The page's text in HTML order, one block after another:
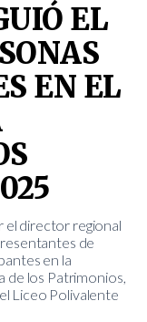
EL
EN EL
director regional
de
en la
de los Patrimonios,
Liceo Polivalente